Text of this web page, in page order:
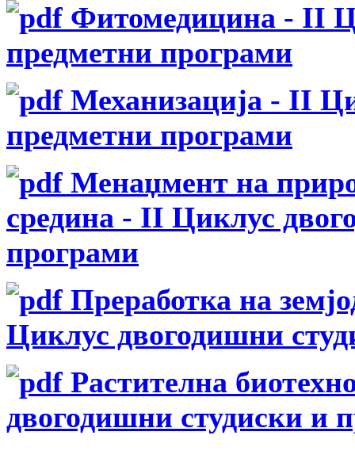
Фитомедицина - II
предметни програми
Механизација - II
предметни програми
Менаџмент на
средина - II Циклус
програми
Преработка на
Циклус двогодишни
Растителна
двогодишни студиски и